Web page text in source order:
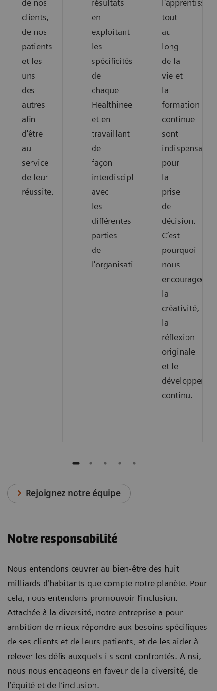
de nos
clients,
de nos
patients
et les
uns
des
autres
afin
d'être
au
service
de leur
réussite.
résultats
en
exploitant
les
spécificités
de
chaque
Healthineer
et en
travaillant
de
façon
interdisciplinaire
avec
les
différentes
parties
de
l'organisation.
tout
au
long
de la
vie et
la
formation
continue
sont
pour
la
prise
de
décision.
C’est
pourquoi
nous
encourageons
la
créativité,
la
réflexion
originale
et le
continu.
Rejoignez notre équipe
Notre responsabilité
Nous entendons œuvrer au bien-être des huit
milliards d’habitants que compte notre planète. Pour
cela, nous entendons promouvoir l’inclusion.
Attachée à la diversité, notre entreprise a pour
ambition de mieux répondre aux besoins spécifiques
de ses clients et de leurs patients, et de les aider à
relever les défis auxquels ils sont confrontés. Ainsi,
nous nous engageons en faveur de la diversité, de
l’équité et de l’inclusion.